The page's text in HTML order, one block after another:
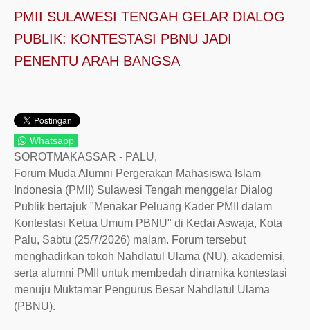
POLITIK
PMII SULAWESI TENGAH GELAR DIALOG
PUBLIK: KONTESTASI PBNU JADI
PENENTU ARAH BANGSA
Whatsapp
SOROTMAKASSAR - PALU,
Forum Muda Alumni Pergerakan Mahasiswa Islam
Indonesia (PMII) Sulawesi Tengah menggelar Dialog
Publik bertajuk "Menakar Peluang Kader PMII dalam
Kontestasi Ketua Umum PBNU" di Kedai Aswaja, Kota
Palu, Sabtu (25/7/2026) malam. Forum tersebut
menghadirkan tokoh Nahdlatul Ulama (NU), akademisi,
serta alumni PMII untuk membedah dinamika kontestasi
menuju Muktamar Pengurus Besar Nahdlatul Ulama
(PBNU).